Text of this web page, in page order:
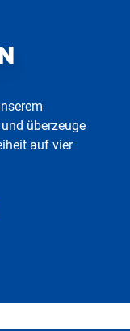
überzeuge
auf vier